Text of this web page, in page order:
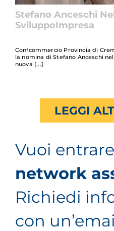
Stefano Anceschi
SviluppoImpresa
Confcommercio Provincia di
la nomina di Stefano Anceschi
nuova
LEGGI
Vuoi
network
Richiedi
con